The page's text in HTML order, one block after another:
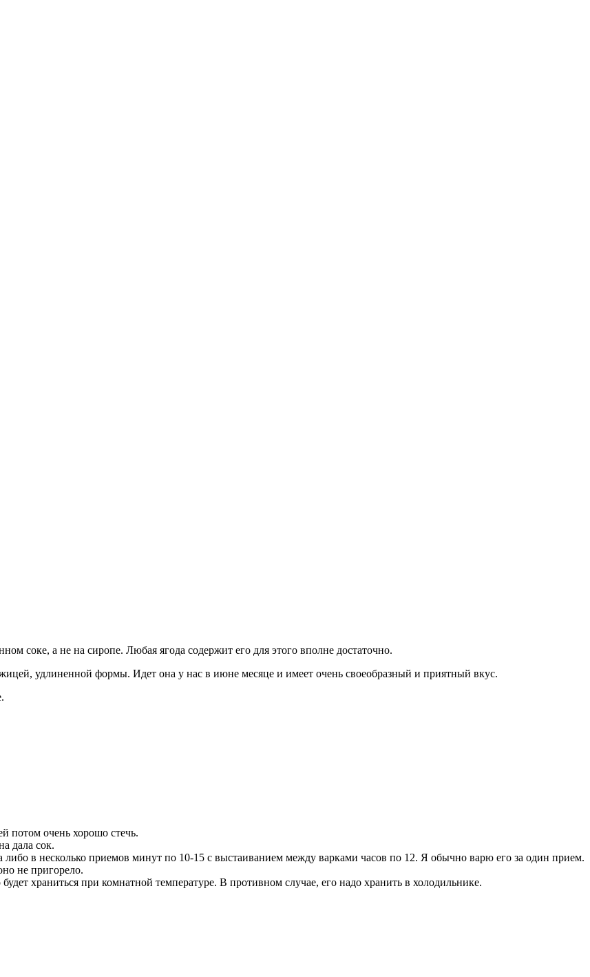
соке, а не на сиропе. Любая ягода содержит его для этого вполне достаточно.
удлиненной формы. Идет она у нас в июне месяце и имеет очень своеобразный и приятный вкус.
потом очень хорошо стечь.
дала сок.
либо в несколько приемов минут по 10-15 с выстаиванием между варками часов по 12. Я обычно варю его за один прием.
не пригорело.
храниться при комнатной температуре. В противном случае, его надо хранить в холодильнике.